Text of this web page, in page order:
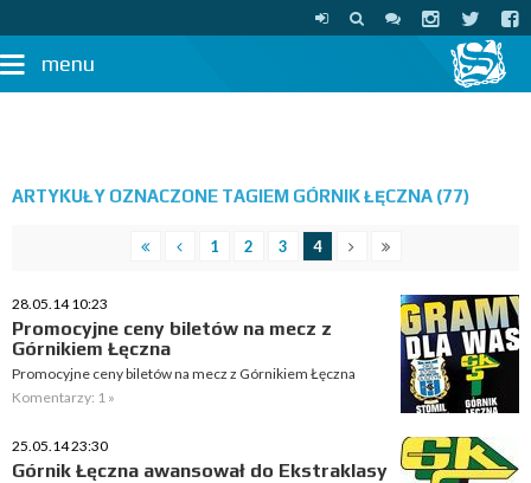
menu
ARTYKUŁY OZNACZONE TAGIEM GÓRNIK ŁĘCZNA (77)
1 2 3 4
28.05.14 10:23
Promocyjne ceny biletów na mecz z
Górnikiem Łęczna
Promocyjne ceny biletów na mecz z Górnikiem Łęczna
Komentarzy: 1 »
25.05.14 23:30
Górnik Łęczna awansował do Ekstraklasy